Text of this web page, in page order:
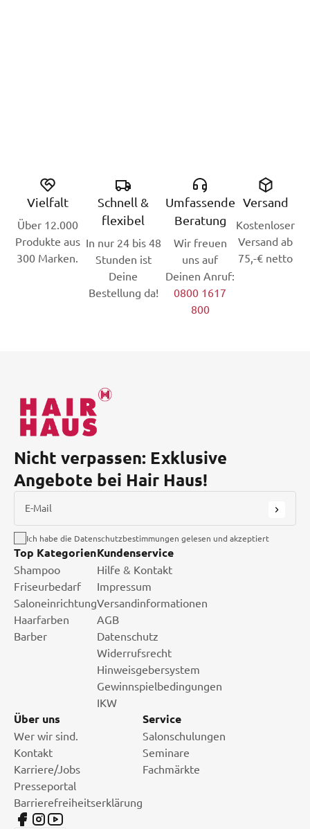
Vielfalt
Über 12.000
Produkte aus
300 Marken.
Schnell &
flexibel
In nur 24 bis 48
Stunden ist
Deine
Bestellung da!
Umfassende
Beratung
Wir freuen
uns auf
Deinen Anruf:
0800 1617
800
Versand
Kostenloser
Versand ab
75,-€ netto
Nicht verpassen: Exklusive
Angebote bei Hair Haus!
E-Mail
Ich habe die Datenschutzbestimmungen gelesen und akzeptiert
Top Kategorien
Shampoo
Friseurbedarf
Saloneinrichtung
Haarfarben
Barber
Kundenservice
Hilfe & Kontakt
Impressum
Versandinformationen
AGB
Datenschutz
Widerrufsrecht
Hinweisgebersystem
Gewinnspielbedingungen
IKW
Über uns
Wer wir sind.
Kontakt
Karriere/Jobs
Presseportal
Barrierefreiheitserklärung
Service
Salonschulungen
Seminare
Fachmärkte